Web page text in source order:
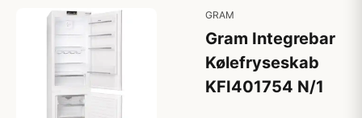
GRAM
Gram Integrebar
Kølefryseskab
KFI401754 N/1